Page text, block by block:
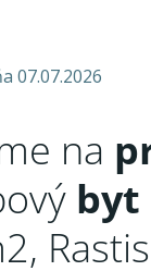
07.07.2026
na
byt